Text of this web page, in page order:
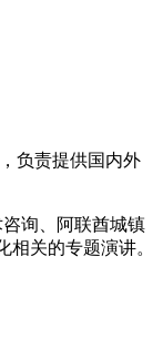
负责提供国内外
询、阿联酋城镇
关的专题演讲。